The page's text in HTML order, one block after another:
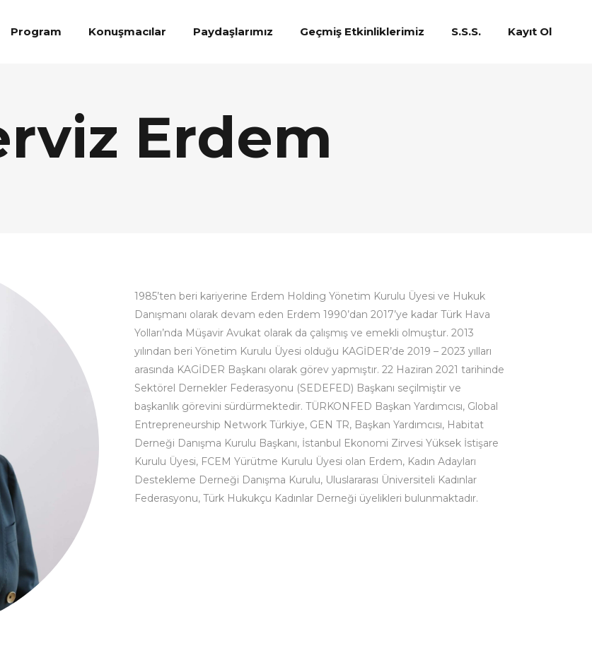
Program Konuşmacılar Paydaşlarımız Geçmiş Etkinliklerimiz S.S.S. Kayıt Ol
Erdem
1985’ten beri kariyerine Erdem Holding Yönetim Kurulu Üyesi ve Hukuk
Danışmanı olarak devam eden Erdem 1990’dan 2017’ye kadar Türk Hava
Yolları’nda Müşavir Avukat olarak da çalışmış ve emekli olmuştur. 2013
yılından beri Yönetim Kurulu Üyesi olduğu KAGİDER’de 2019 – 2023 yılları
arasında KAGİDER Başkanı olarak görev yapmıştır. 22 Haziran 2021 tarihinde
Sektörel Dernekler Federasyonu (SEDEFED) Başkanı seçilmiştir ve
başkanlık görevini sürdürmektedir. TÜRKONFED Başkan Yardımcısı, Global
Entrepreneurship Network Türkiye, GEN TR, Başkan Yardımcısı, Habitat
Derneği Danışma Kurulu Başkanı, İstanbul Ekonomi Zirvesi Yüksek İstişare
Kurulu Üyesi, FCEM Yürütme Kurulu Üyesi olan Erdem, Kadın Adayları
Destekleme Derneği Danışma Kurulu, Uluslararası Üniversiteli Kadınlar
Federasyonu, Türk Hukukçu Kadınlar Derneği üyelikleri bulunmaktadır.